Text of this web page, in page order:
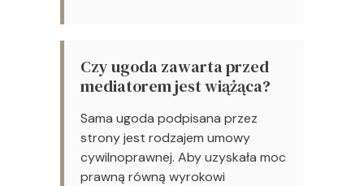
Czy ugoda zawarta przed
mediatorem jest wiążąca?
Sama ugoda podpisana przez
strony jest rodzajem umowy
cywilnoprawnej. Aby uzyskała moc
prawną równą wyrokowi